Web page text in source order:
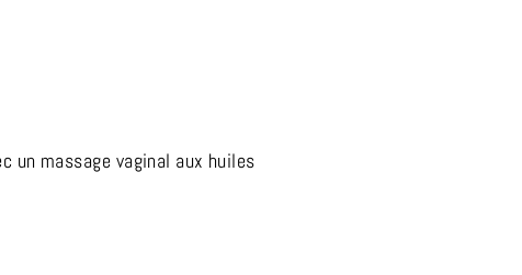
un massage vaginal aux huiles